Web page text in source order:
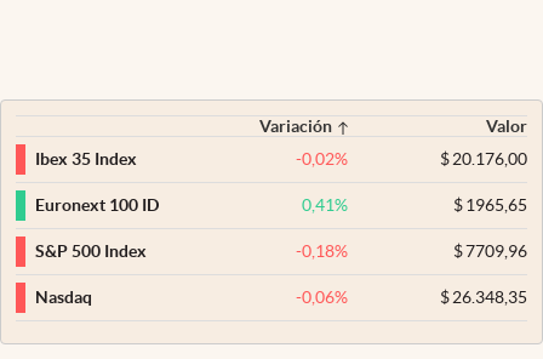
Variación
Valor
Ibex 35 Index
-0,02% $20.176,00
Euronext 100 ID 0,41% $1965,65
S&P 500 Index -0,18% $7709,96
Nasdaq -0,06% $26.348,35